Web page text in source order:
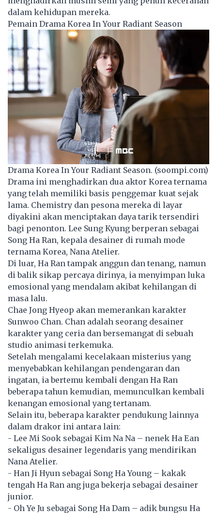
dalam kehidupan mereka.
Pemain Drama Korea In Your Radiant Season
Drama Korea In Your Radiant Season. (soompi.com)
Drama ini menghadirkan dua aktor Korea ternama
yang telah memiliki basis penggemar kuat sejak
lama. Chemistry dan pesona mereka di layar
diyakini akan menciptakan daya tarik tersendiri
bagi penonton. Lee Sung Kyung berperan sebagai
Song Ha Ran, kepala desainer di rumah mode
ternama Korea, Nana Atelier.
Di luar, Ha Ran tampak anggun dan tenang, namun
di balik sikap percaya dirinya, ia menyimpan luka
emosional yang mendalam akibat kehilangan di
masa lalu.
Chae Jong Hyeop akan memerankan karakter
Sunwoo Chan. Chan adalah seorang desainer
karakter yang ceria dan bersemangat di sebuah
studio animasi terkemuka.
Setelah mengalami kecelakaan misterius yang
menyebabkan kehilangan pendengaran dan
ingatan, ia bertemu kembali dengan Ha Ran
beberapa tahun kemudian, memunculkan kembali
kenangan emosional yang tertanam.
Selain itu, beberapa karakter pendukung lainnya
dalam drakor ini antara lain:
- Lee Mi Sook sebagai Kim Na Na – nenek Ha Ean
sekaligus desainer legendaris yang mendirikan
Nana Atelier.
- Han Ji Hyun sebagai Song Ha Young – kakak
tengah Ha Ran ang juga bekerja sebagai desainer
junior.
- Oh Ye Ju sebagai Song Ha Dam – adik bungsu Ha